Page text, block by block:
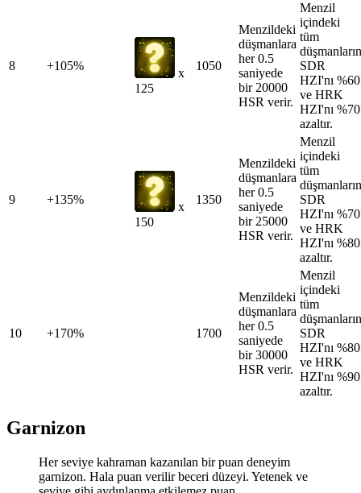
8 +105%
x
125
1050
Menzildeki
düşmanlara
her 0.5
saniyede
bir 20000
HSR verir.
Menzil
içindeki
tüm
düşmanların
SDR
HZI'nı %60
ve HRK
HZI'nı %70
azaltır.
9 +135%
x
150
1350
Menzildeki
düşmanlara
her 0.5
saniyede
bir 25000
HSR verir.
Menzil
içindeki
tüm
düşmanların
SDR
HZI'nı %70
ve HRK
HZI'nı %80
azaltır.
10 +170% 1700
Menzildeki
düşmanlara
her 0.5
saniyede
bir 30000
HSR verir.
Menzil
içindeki
tüm
düşmanların
SDR
HZI'nı %80
ve HRK
HZI'nı %90
azaltır.
Garnizon
Her seviye kahraman kazanılan bir puan deneyim
garnizon. Hala puan verilir beceri düzeyi. Yetenek ve